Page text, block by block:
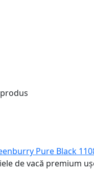
Pure Black
de vacă premium